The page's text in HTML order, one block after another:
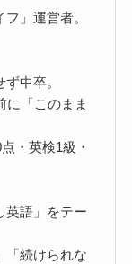
」運営者。
中卒。
に「このまま
・英検1級・
英語」をテー
「続けられな